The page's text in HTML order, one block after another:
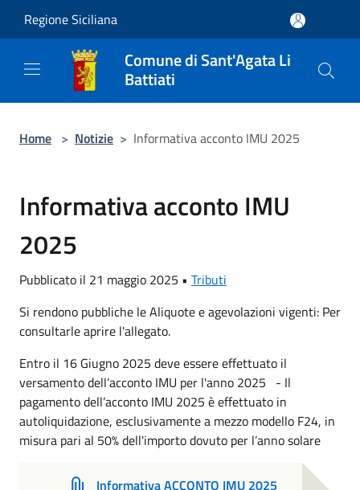
Regione Siciliana
Comune di Sant'Agata Li
Battiati
Home > Notizie > Informativa acconto IMU 2025
Informativa acconto IMU
2025
Pubblicato il 21 maggio 2025 • Tributi
Si rendono pubbliche le Aliquote e agevolazioni vigenti: Per
consultarle aprire l'allegato.
Entro il 16 Giugno 2025 deve essere effettuato il
versamento dell’acconto IMU per l'anno 2025 - Il
pagamento dell’acconto IMU 2025 è effettuato in
autoliquidazione, esclusivamente a mezzo modello F24, in
misura pari al 50% dell'importo dovuto per l’anno solare
Informativa ACCONTO IMU 2025